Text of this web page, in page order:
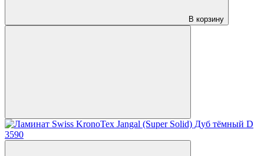
В корзину